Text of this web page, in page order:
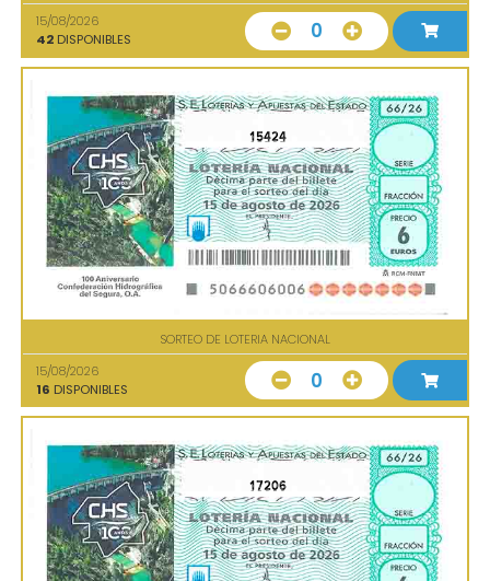
15/08/2026
42 DISPONIBLES 0
15424
SORTEO DE LOTERIA NACIONAL
15/08/2026
16 DISPONIBLES 0
17206